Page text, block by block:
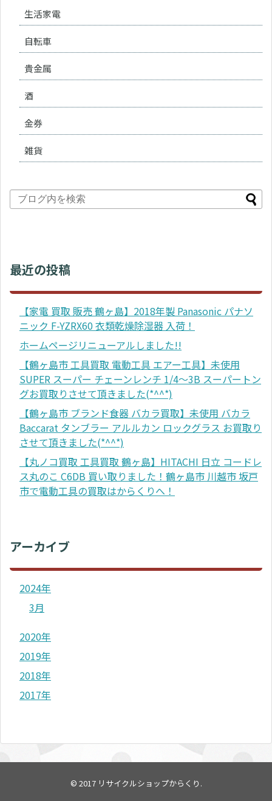
生活家電
自転車
貴金属
酒
金券
雑貨
最近の投稿
【家電 買取 販売 鶴ヶ島】2018年製 Panasonic パナソ
ニック F-YZRX60 衣類乾燥除湿器 入荷！
ホームページリニューアルしました!!
【鶴ヶ島市 工具買取 電動工具 エアー工具】未使用
SUPER スーパー チェーンレンチ 1/4～3B スーパートン
グお買取りさせて頂きました(*^^*)
【鶴ヶ島市 ブランド食器 バカラ買取】未使用 バカラ
Baccarat タンブラー アルルカン ロックグラス お買取り
させて頂きました(*^^*)
【丸ノコ買取 工具買取 鶴ヶ島】HITACHI 日立 コードレ
ス丸のこ C6DB 買い取りました！鶴ヶ島市 川越市 坂戸
市で電動工具の買取はからくりへ！
アーカイブ
2024年
3月
2020年
2019年
2018年
2017年
© 2017 リサイクルショップからくり .